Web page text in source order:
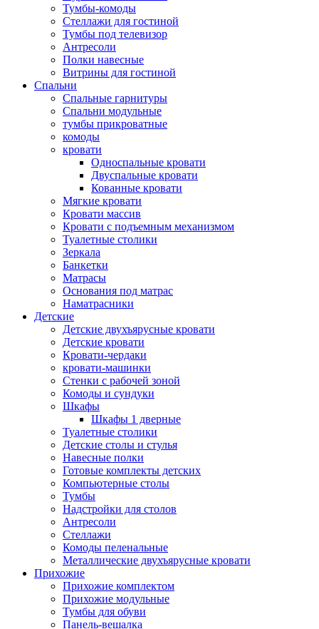
Тумбы-комоды
Стеллажи для гостиной
Тумбы под телевизор
Антресоли
Полки навесные
Витрины для гостиной
Спальни
Спальные гарнитуры
Спальни модульные
тумбы прикроватные
комоды
кровати
Односпальные кровати
Двуспальные кровати
Кованные кровати
Мягкие кровати
Кровати массив
Кровати с подъемным механизмом
Туалетные столики
Зеркала
Банкетки
Матрасы
Основания под матрас
Наматрасники
Детские
Детские двухъярусные кровати
Детские кровати
Кровати-чердаки
кровати-машинки
Стенки с рабочей зоной
Комоды и сундуки
Шкафы
Шкафы 1 дверные
Туалетные столики
Детские столы и стулья
Навесные полки
Готовые комплекты детских
Компьютерные столы
Тумбы
Надстройки для столов
Антресоли
Стеллажи
Комоды пеленальные
Металлические двухъярусные кровати
Прихожие
Прихожие комплектом
Прихожие модульные
Тумбы для обуви
Панель-вешалка